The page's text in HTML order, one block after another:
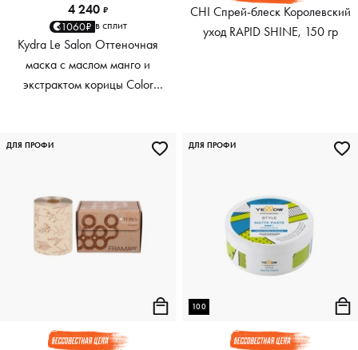
4 240 ₽
1060₽ в сплит
Kydra Le Salon Оттеночная
маска с маслом манго и
экстрактом корицы Color
CHI Спрей-блеск Королевский
уход RAPID SHINE, 150 гр
ДЛЯ ПРОФИ
100
ДЛЯ ПРОФИ